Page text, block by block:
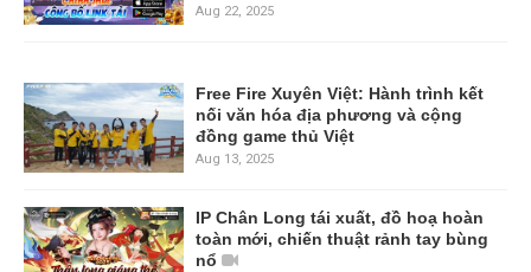
Aug 22, 2025
Free Fire Xuyên Việt: Hành trình kết
nối văn hóa địa phương và cộng
đồng game thủ Việt
Aug 13, 2025
IP Chân Long tái xuất, đồ hoạ hoàn
toàn mới, chiến thuật rảnh tay bùng
nổ